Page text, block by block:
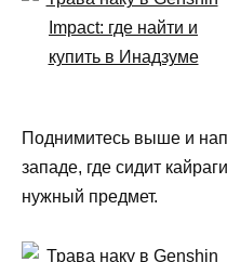
Поднимитесь выше и
западе, где сидит
нужный предмет.